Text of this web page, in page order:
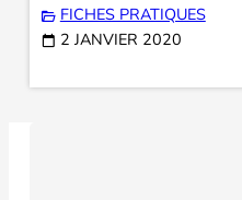
FICHES PRATIQUES
2 JANVIER 2020